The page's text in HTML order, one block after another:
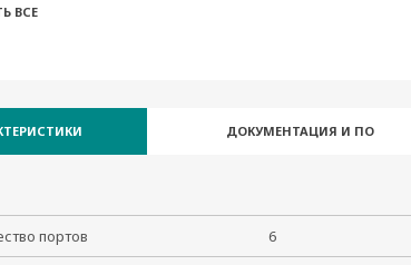
ВСЕ
ДОКУМЕНТАЦИЯ И ПО
портов 6